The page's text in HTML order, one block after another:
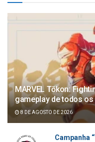
MARVEL Tōkon:
gameplay de todos
8 DE AGOSTO DE 2026
Campanha